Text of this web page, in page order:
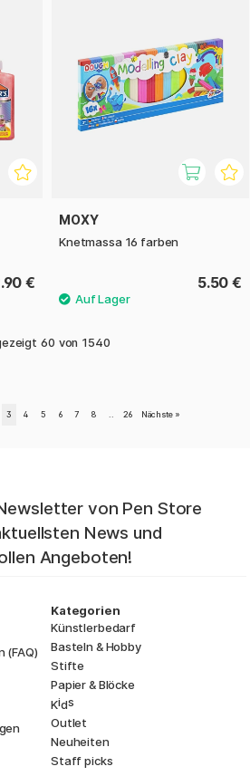
€
MOXY
Knetmassa 16 farben
5.50 €
60 von 1540
3 4 5 6 7 8 26 Nächste »
von Pen Store
News und
Angeboten!
(FAQ)
Kategorien
Künstlerbedarf
Basteln & Hobby
Stifte
Papier & Blöcke
Kids
Outlet
Neuheiten
Staff picks